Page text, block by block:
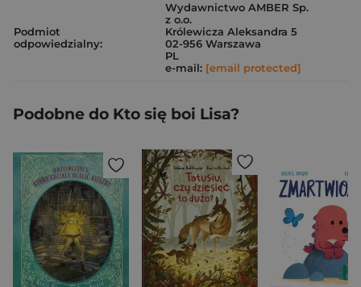
Podmiot
odpowiedzialny:
Wydawnictwo AMBER Sp.
z o.o.
Królewicza Aleksandra 5
02-956 Warszawa
PL
e-mail: [email protected]
Podobne do Kto się boi Lisa?